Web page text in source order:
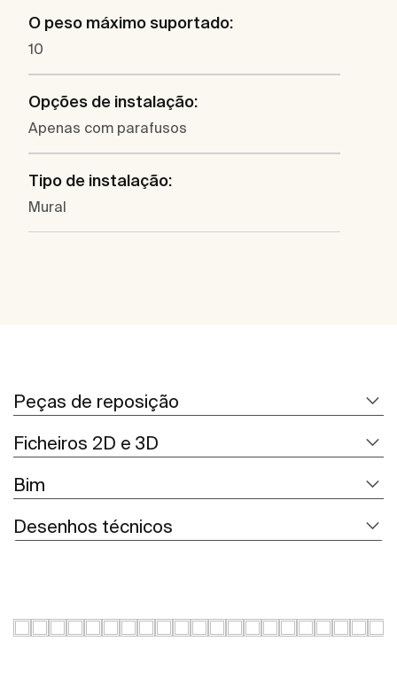
O peso máximo suportado:
10
Opções de instalação:
Apenas com parafusos
Tipo de instalação:
Mural
Peças de reposição
Ficheiros 2D e 3D
Bim
Desenhos técnicos